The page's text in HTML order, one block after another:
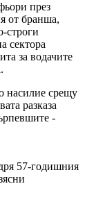
през
от бранша,
строги
сектора
за водачите
насилие срещу
разказа
-
57-годишния